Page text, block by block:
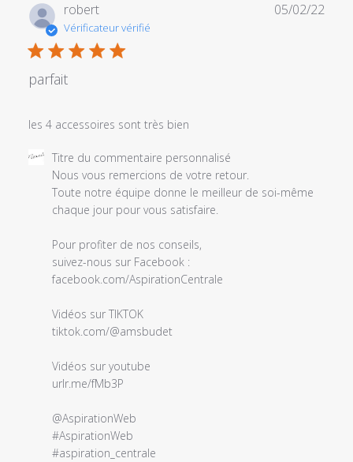
robert
Vérificateur vérifié
parfait
les 4 accessoires sont très bien
Commentaires
propriétaire
l'examen
commentaire
2022
Titre du commentaire personnalisé
Nous vous remercions de votre retour.
Toute notre équipe donne le meilleur de soi-même
chaque jour pour vous satisfaire.
Pour profiter de nos conseils,
suivez-nous sur Facebook :
facebook.com/AspirationCentrale
Vidéos sur TIKTOK
tiktok.com/@amsbudet
Vidéos sur youtube
urlr.me/fMb3P
@AspirationWeb
#AspirationWeb
#aspiration_centrale
05/02/22